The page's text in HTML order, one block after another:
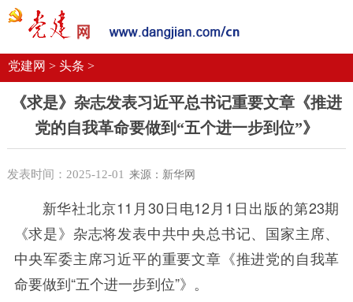
党建要闻
机关党建
校园党建 企业党建
党建网 > 头条 >
《求是》杂志发表习近平总书记重要文章《推进
党的自我革命要做到“五个进一步到位”》
发表时间：2025-12-01 来源：新华网
新华社北京11月30日电12月1日出版的第23期
《求是》杂志将发表中共中央总书记、国家主席、
中央军委主席习近平的重要文章《推进党的自我革
命要做到“五个进一步到位”》。